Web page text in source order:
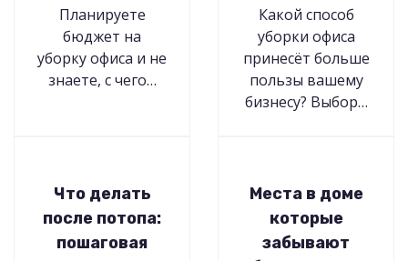
Планируете
бюджет на
уборку офиса и не
знаете, с чего…
Какой способ
уборки офиса
принесёт больше
пользы вашему
бизнесу? Выбор…
Что делать
после потопа:
пошаговая
Места в доме
которые
забывают